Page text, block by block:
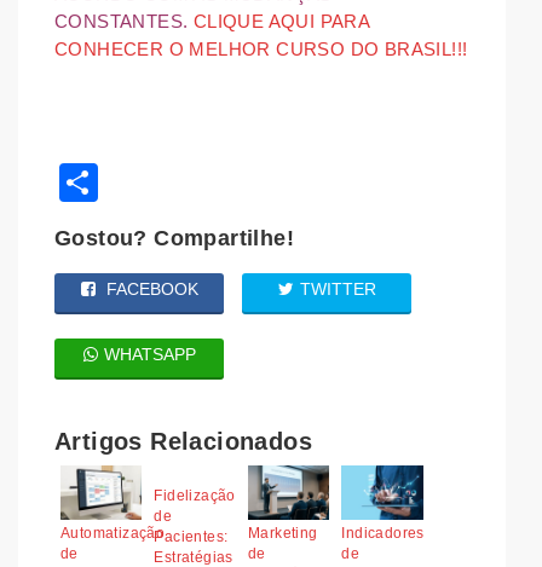
CONSTANTES. CLIQUE AQUI PARA
CONHECER O MELHOR CURSO DO BRASIL!!!
Gostou? Compartilhe!
FACEBOOK TWITTER
WHATSAPP
Artigos Relacionados
Automatização
de
Fidelização
de
Pacientes:
Estratégias
Marketing
de
Indicadores
de